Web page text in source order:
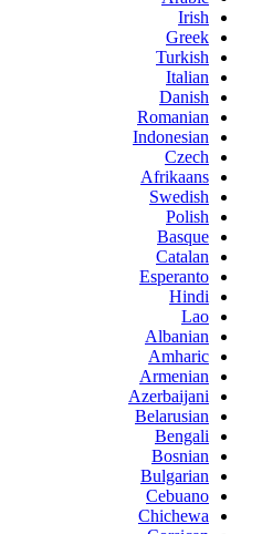
Irish
Greek
Turkish
Italian
Danish
Romanian
Indonesian
Czech
Afrikaans
Swedish
Polish
Basque
Catalan
Esperanto
Hindi
Lao
Albanian
Amharic
Armenian
Azerbaijani
Belarusian
Bengali
Bosnian
Bulgarian
Cebuano
Chichewa